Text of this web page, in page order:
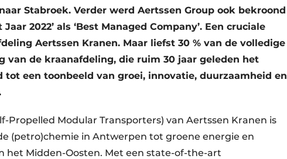
Stabroek. Verder werd Aertssen Group ook bekroond
2022’ als ‘Best Managed Company’. Een cruciale
Aertssen Kranen. Maar liefst 30 % van de volledige
van de kraanafdeling, die ruim 30 jaar geleden het
een toonbeeld van groei, innovatie, duurzaamheid en
Propelled Modular Transporters) van Aertssen Kranen is
(petro)chemie in Antwerpen tot groene energie en
het Midden-Oosten. Met een state-of-the-art